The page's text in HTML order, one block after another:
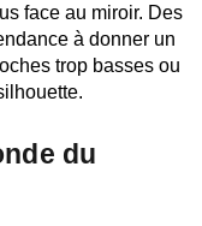
face au miroir. Des
à donner un
trop basses ou
du